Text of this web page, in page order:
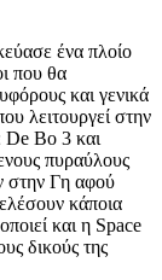
ένα πλοίο
που θα
και γενικά
λειτουργεί στην
De Bo 3 και
πυραύλους
στην Γη αφού
κάποια
και η Space
δικούς της